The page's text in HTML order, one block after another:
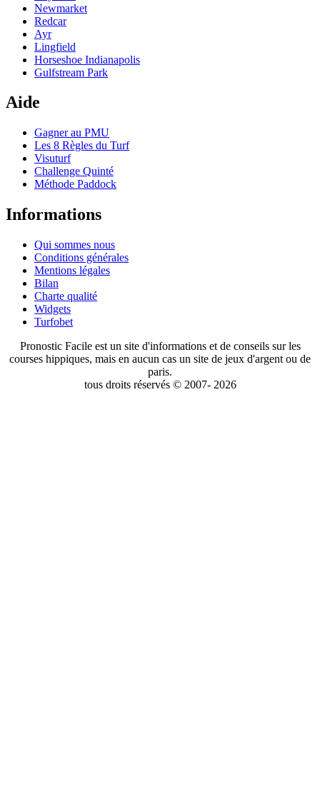
Newmarket
Redcar
Ayr
Lingfield
Horseshoe Indianapolis
Gulfstream Park
Aide
Gagner au PMU
Les 8 Règles du Turf
Visuturf
Challenge Quinté
Méthode Paddock
Informations
Qui sommes nous
Conditions générales
Mentions légales
Bilan
Charte qualité
Widgets
Turfobet
Pronostic Facile est un site d'informations et de conseils sur les
courses hippiques, mais en aucun cas un site de jeux d'argent ou de
paris.
tous droits réservés © 2007- 2026